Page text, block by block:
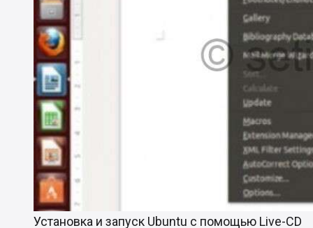
Установка и запуск Ubuntu с помощью Live-CD